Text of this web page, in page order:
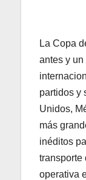
La Copa
antes y
partidos y
Unidos,
más
inéditos
transporte
operativa